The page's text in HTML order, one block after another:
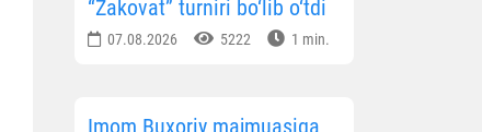
“Zakovat” turniri bo‘lib o‘tdi
07.08.2026 5222 1 min.